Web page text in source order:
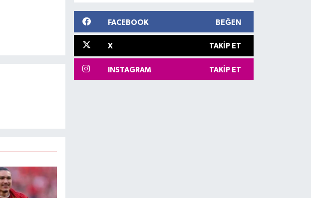
FACEBOOK BEĞEN
X TAKIP ET
INSTAGRAM TAKIP ET